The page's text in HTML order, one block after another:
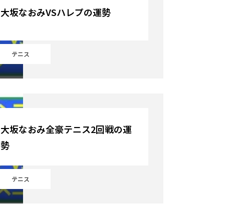
テニス
大坂なおみVSハレプの運勢
テニス
大坂なおみ全豪テニス2回戦の運
勢